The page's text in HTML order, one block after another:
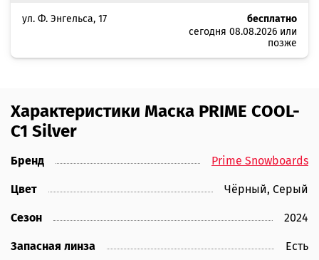
ул. Ф. Энгельса, 17
бесплатно
сегодня 08.08.2026 или
позже
Характеристики Маска PRIME COOL-
C1 Silver
Бренд Prime Snowboards
Цвет Чёрный, Серый
Сезон 2024
Запасная линза Есть